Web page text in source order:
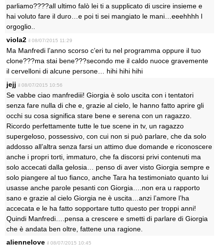
parliamo????all ultimo falò lei ti a supplicato di uscire insieme e
hai voluto fare il duro…e poi ti sei mangiato le mani…eeehhhh l
orgoglio..
viola2 il 08/07/2015 11:29
Ma Manfredi l’anno scorso c’eri tu nel programma oppure il tuo
clone???ma stai bene???secondo me il caldo nuoce gravemente
il cervelloni di alcune persone… hihi hihi hihi
jejj il 08/07/2015 10:56
Se vabbe ciao manfrediii! Giorgia è solo uscita con i tentatori
senza fare nulla di che e, grazie al cielo, le hanno fatto aprire gli
occhi su cosa significa stare bene e serena con un ragazzo.
Ricordo perfettamente tutte le tue scene in tv, un ragazzo
supergeloso, possessivo, con cui non si può parlare, che da solo
addosso all’altra senza farsi un attimo due domande e riconoscere
anche i propri torti, immaturo, che fa discorsi privi contenuti ma
solo accecati dalla gelosia… penso di aver visto Giorgia sempre e
solo piangere al tuo fianco, anche Tara ha testimoniato quanto lui
usasse anche parole pesanti con Giorgia….non era u rapporto
sano e grazie al cielo Giorgia ne è uscita…anzi l’amore l’ha
accecata e le ha fatto sopportare tutto questo per troppi anni!
Quindi Manfredi….pensa a crescere e smetti di parlare di Giorgia
che è andata ben oltre, fattene una ragione.
aliennelove il 08/07/2015 10:45